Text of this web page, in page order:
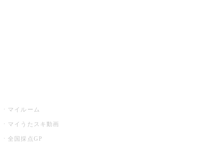
マイルーム
マイうたスキ動画
全国採点GP